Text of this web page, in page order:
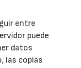
entre
puede
datos
las copias